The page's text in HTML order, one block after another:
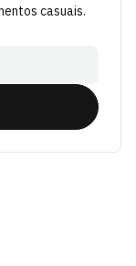
casuais.